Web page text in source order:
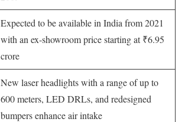
Expected to be available in India from 2021
with an ex-showroom price starting at ₹6.95
crore
New laser headlights with a range of up to
600 meters, LED DRLs, and redesigned
bumpers enhance air intake